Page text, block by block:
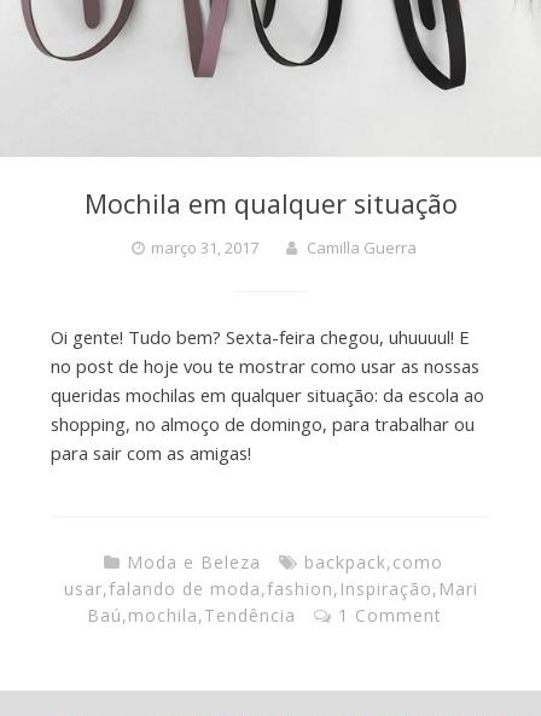
Mochila em qualquer situação
março 31, 2017 Camilla Guerra
Oi gente! Tudo bem? Sexta-feira chegou, uhuuuul! E
no post de hoje vou te mostrar como usar as nossas
queridas mochilas em qualquer situação: da escola ao
shopping, no almoço de domingo, para trabalhar ou
para sair com as amigas!
Moda e Beleza backpack,como
usar,falando de moda,fashion, Inspiração, Mari
Baú,mochila,Tendência 1 Comment